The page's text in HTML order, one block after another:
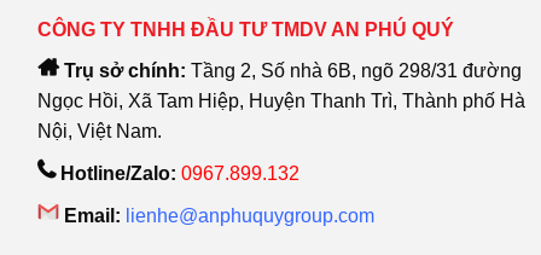
CÔNG TY TNHH ĐẦU TƯ TMDV AN PHÚ QUÝ
Trụ sở chính: Tầng 2, Số nhà 6B, ngõ 298/31 đường
Ngọc Hồi, Xã Tam Hiệp, Huyện Thanh Trì, Thành phố Hà
Nội, Việt Nam.
Hotline/Zalo: 0967.899.132
Email: lienhe@anphuquygroup.com